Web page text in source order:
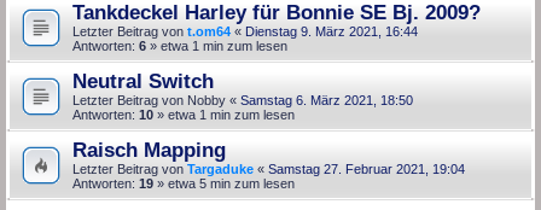
Tankdeckel Harley für Bonnie SE Bj. 2009?
Letzter Beitrag von t.om64 « Dienstag 9. März 2021, 16:44
Antworten: 6 » etwa 1 min zum lesen
Neutral Switch
Letzter Beitrag von Nobby « Samstag 6. März 2021, 18:50
Antworten: 10 » etwa 1 min zum lesen
Raisch Mapping
Letzter Beitrag von Targaduke « Samstag 27. Februar 2021, 19:04
Antworten: 19 » etwa 5 min zum lesen